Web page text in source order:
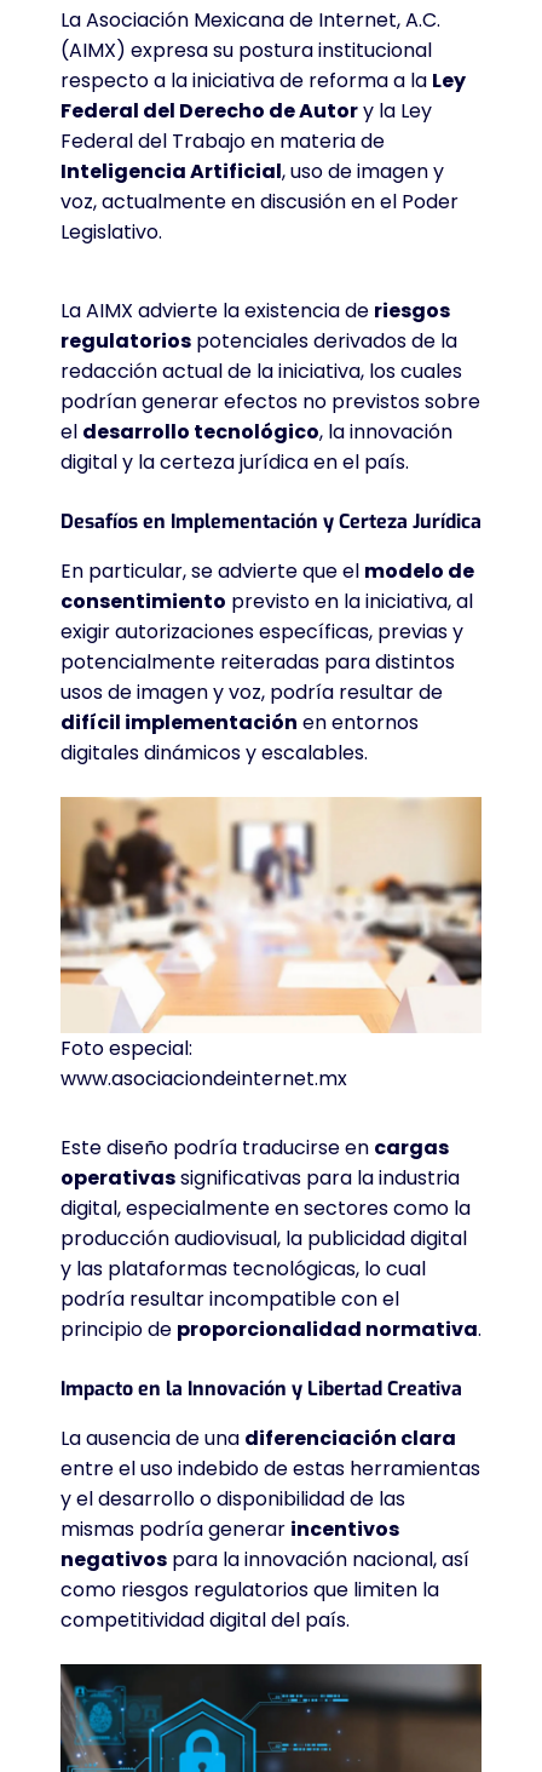
La Asociación Mexicana de Internet, A.C.
(AIMX) expresa su postura institucional
respecto a la iniciativa de reforma a la Ley
Federal del Derecho de Autory la Ley
Federal del Trabajo en materia de
Inteligencia Artificial, uso de imagen y
voz, actualmente en discusión en el Poder
Legislativo.
La AIMX advierte la existencia de riesgos
regulatorios potenciales derivados de la
redacción actual de la iniciativa, los cuales
podrían generar efectos no previstos sobre
el desarrollo tecnológico, la innovación
digital y la certeza jurídica en el país.
Desafíos en Implementación y Certeza Jurídica
En particular, se advierte que el modelo de
consentimiento previsto en la iniciativa, al
exigir autorizaciones específicas, previas y
potencialmente reiteradas para distintos
usos de imagen y voz, podría resultar de
difícil implementación en entornos
digitales dinámicos y escalables.
Foto especial:
www.asociaciondeinternet.mx
Este diseño podría traducirse en cargas
operativassignificativas para la industria
digital, especialmente en sectores como la
producción audiovisual, la publicidad digital
y las plataformas tecnológicas, lo cual
podría resultar incompatible con el
principio de proporcionalidad normativa.
Impacto en la Innovación y Libertad Creativa
La ausencia de una diferenciación clara
entre el uso indebido de estas herramientas
y el desarrollo o disponibilidad de las
mismas podría generar incentivos
negativos para la innovación nacional, así
como riesgos regulatorios que limiten la
competitividad digital del país.